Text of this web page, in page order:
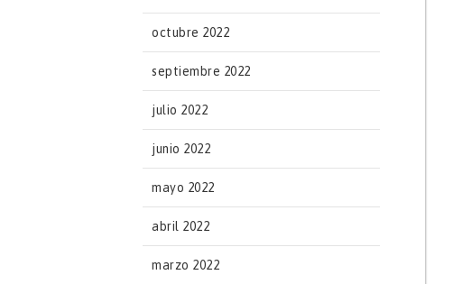
octubre 2022
septiembre 2022
julio 2022
junio 2022
mayo 2022
abril 2022
marzo 2022